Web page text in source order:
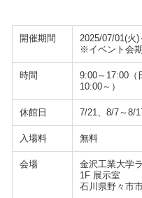
開催期間
2025/07/01(火
※イベント会
時間
9:00～17:00（
10:00～）
休館日 7/21、8/7～8/
入場料 無料
会場
金沢工業大学
1F 展示室
石川県野々市